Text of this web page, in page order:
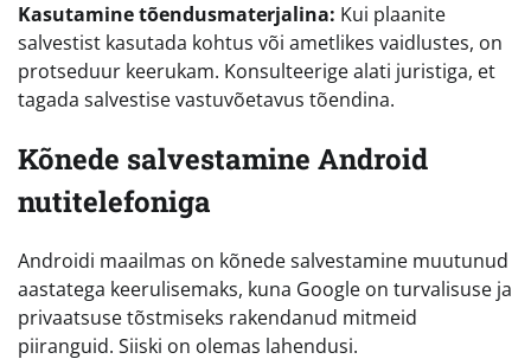
Kasutamine tõendusmaterjalina: Kui plaanite
salvestist kasutada kohtus või ametlikes vaidlustes, on
protseduur keerukam. Konsulteerige alati juristiga, et
tagada salvestise vastuvõetavus tõendina.
Kõnede salvestamine Android
nutitelefoniga
Androidi maailmas on kõnede salvestamine muutunud
aastatega keerulisemaks, kuna Google on turvalisuse ja
privaatsuse tõstmiseks rakendanud mitmeid
piiranguid. Siiski on olemas lahendusi.